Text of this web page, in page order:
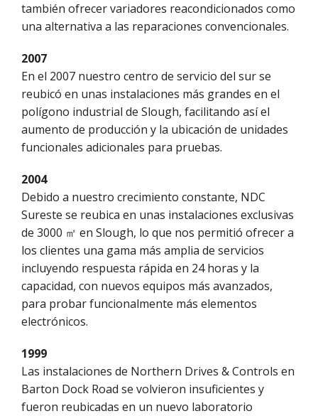
también ofrecer variadores reacondicionados como
una alternativa a las reparaciones convencionales.
2007
En el 2007 nuestro centro de servicio del sur se
reubicó en unas instalaciones más grandes en el
polígono industrial de Slough, facilitando así el
aumento de producción y la ubicación de unidades
funcionales adicionales para pruebas.
2004
Debido a nuestro crecimiento constante, NDC
Sureste se reubica en unas instalaciones exclusivas
de 3000 ㎡ en Slough, lo que nos permitió ofrecer a
los clientes una gama más amplia de servicios
incluyendo respuesta rápida en 24 horas y la
capacidad, con nuevos equipos más avanzados,
para probar funcionalmente más elementos
electrónicos.
1999
Las instalaciones de Northern Drives & Controls en
Barton Dock Road se volvieron insuficientes y
fueron reubicadas en un nuevo laboratorio